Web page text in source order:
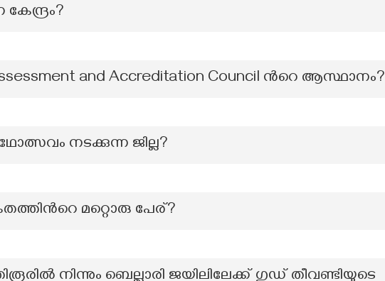
and Accreditation Council ന്‍റെ ആസ്ഥാനം?
നടക്കുന്ന ജില്ല?
മറ്റൊരു പേര്?
നിന്നും ബെല്ലാരി ജയിലിലേക്ക് ഗുഡ് തീവണ്ടിയുടെ